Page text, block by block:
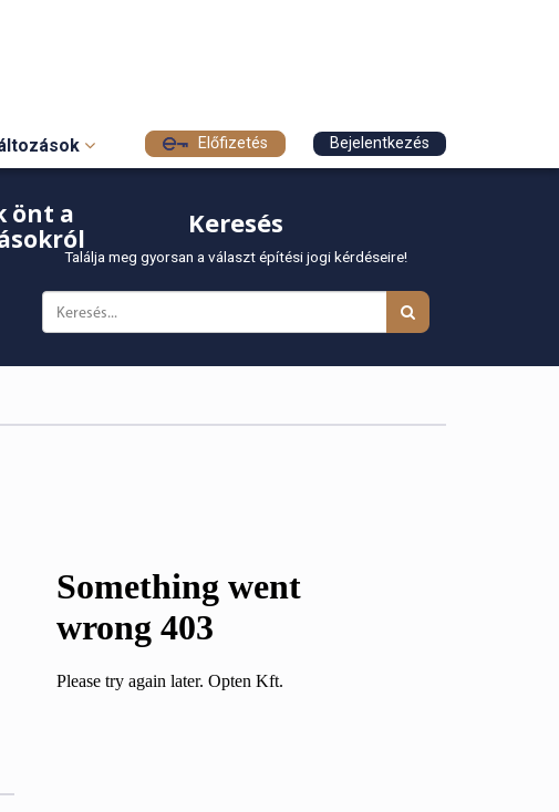
Előfizetés Bejelentkezés
önt a
Keresés
Találja meg gyorsan a választ építési jogi kérdéseire!